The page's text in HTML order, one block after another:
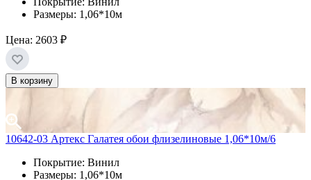
Размеры: 1,06*10м
Цена: 2603 ₽
В корзину
10642-03 Артекс Галатея обои флизелиновые 1,06*10м/6
Покрытие: Винил
Размеры: 1,06*10м